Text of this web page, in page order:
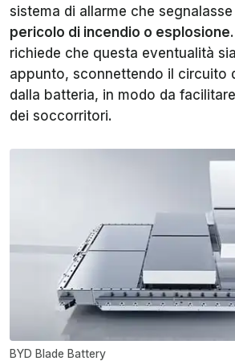
sistema di allarme che
pericolo di incendio o esplosione
richiede che questa eventualità
appunto, sconnettendo il circuito
dalla batteria, in modo da
dei soccorritori.
BYD Blade Battery